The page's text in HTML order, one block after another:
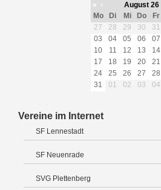
« ‹ August 26
Mo
Di Mi Do Fr
27
28 29 30 31
03
04 05 06 07
10
11 12 13 14
17
18 19 20 21
24
25 26 27 28
31
01 02 03 04
Vereine im Internet
SF Lennestadt
SF Neuenrade
SVG Plettenberg